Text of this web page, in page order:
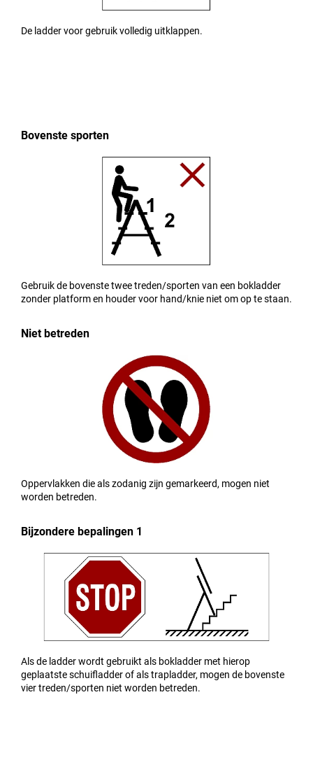
De ladder voor gebruik volledig uitklappen.
Bovenste sporten
Gebruik de bovenste twee treden/sporten van een bokladder
zonder platform en houder voor hand/knie niet om op te staan.
Niet betreden
Oppervlakken die als zodanig zijn gemarkeerd, mogen niet
worden betreden.
Bijzondere bepalingen 1
Als de ladder wordt gebruikt als bokladder met hierop
geplaatste schuifladder of als trapladder, mogen de bovenste
vier treden/sporten niet worden betreden.